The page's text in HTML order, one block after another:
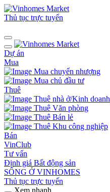
Thủ tục trực tuyến
Dự án
Mua
Mua chuyển nhượng
Mua chủ đầu tư
Thuê
Thuê nhà ở/Kinh doanh
Thuê Văn phòng
Thuê Bán lẻ
Thuê Khu công nghiệp
Bán
VinClub
Tư vấn
Định giá Bất động sản
SỐNG Ở VINHOMES
Thủ tục trực tuyến
Xem nhanh